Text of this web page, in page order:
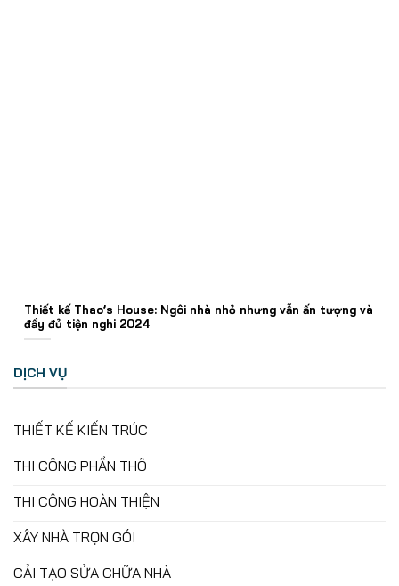
Thiết kế Thao’s House: Ngôi nhà nhỏ nhưng vẫn ấn tượng và
đầy đủ tiện nghi 2024
DỊCH VỤ
THIẾT KẾ KIẾN TRÚC
THI CÔNG PHẦN THÔ
THI CÔNG HOÀN THIỆN
XÂY NHÀ TRỌN GÓI
CẢI TẠO SỬA CHỮA NHÀ